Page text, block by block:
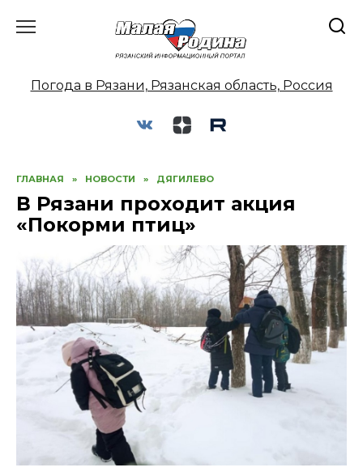
Погода в Рязани, Рязанская область, Россия
ГЛАВНАЯ » НОВОСТИ » ДЯГИЛЕВО
В Рязани проходит акция
«Покорми птиц»